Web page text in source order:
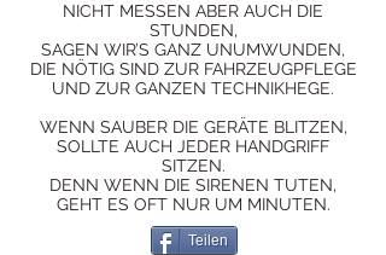
NICHT MESSEN ABER AUCH DIE
STUNDEN,
SAGEN WIR’S GANZ UNUMWUNDEN,
DIE NÖTIG SIND ZUR FAHRZEUGPFLEGE
UND ZUR GANZEN TECHNIKHEGE.
WENN SAUBER DIE GERÄTE BLITZEN,
SOLLTE AUCH JEDER HANDGRIFF
SITZEN.
DENN WENN DIE SIRENEN TUTEN,
GEHT ES OFT NUR UM MINUTEN.
Teilen